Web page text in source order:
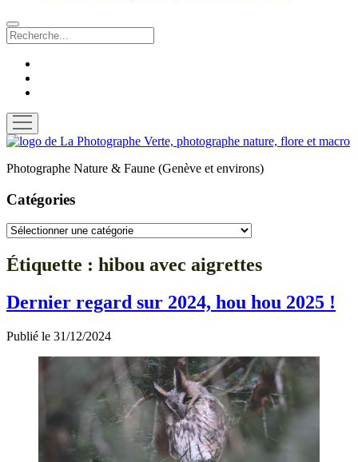
Recherche
ouvrir
menu
La
Verte
Photographe Nature & Faune (Genève et environs)
Catégories
Catégories
Étiquette : hibou avec aigrettes
Dernier regard sur 2024, hou hou 2025 !
Publié le 31/12/2024